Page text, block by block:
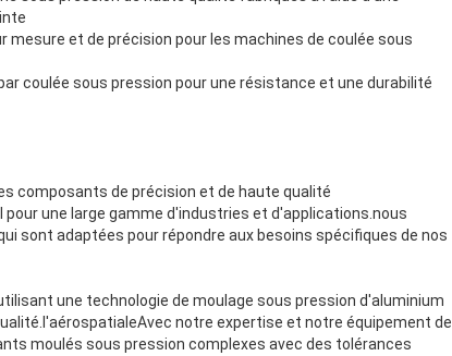
mesure et de précision pour les machines de coulée sous
coulée sous pression pour une résistance et une durabilité
composants de précision et de haute qualité
pour une large gamme d'industries et d'applications.nous
sont adaptées pour répondre aux besoins spécifiques de nos
une technologie de moulage sous pression d'aluminium
notre expertise et notre équipement de
moulés sous pression complexes avec des tolérances